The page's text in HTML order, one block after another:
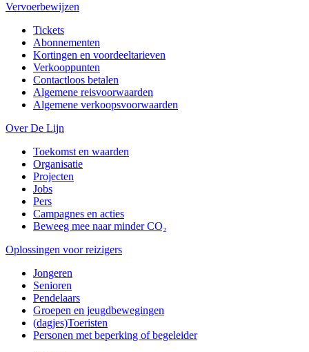
Vervoerbewijzen
Tickets
Abonnementen
Kortingen en voordeeltarieven
Verkooppunten
Contactloos betalen
Algemene reisvoorwaarden
Algemene verkoopsvoorwaarden
Over De Lijn
Toekomst en waarden
Organisatie
Projecten
Jobs
Pers
Campagnes en acties
Beweeg mee naar minder CO₂
Oplossingen voor reizigers
Jongeren
Senioren
Pendelaars
Groepen en jeugdbewegingen
(dagjes)Toeristen
Personen met beperking of begeleider